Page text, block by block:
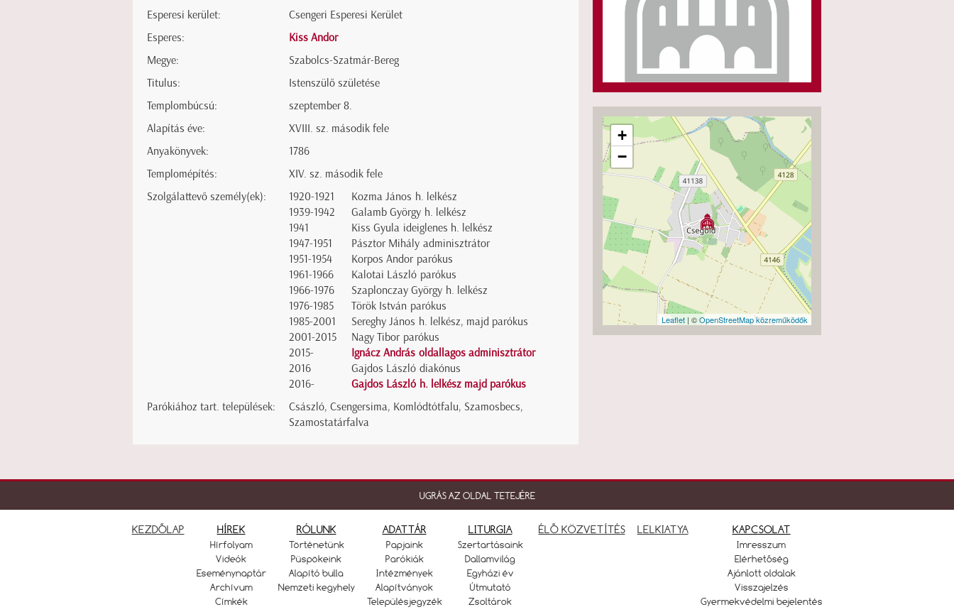
+
−
Leaflet | ©OpenStreetMap közreműködők
Esperesi kerület:
Csengeri Esperesi Kerület
Esperes:
Kiss Andor
Megye:
Szabolcs-Szatmár-Bereg
Titulus:
Istenszülő születése
Templombúcsú:
szeptember 8.
Alapítás éve:
XVIII. sz. második fele
Anyakönyvek:
1786
Templomépítés:
XIV. sz. második fele
Szolgálattevő személy(ek):
1920-1921
Kozma János h. lelkész
1939-1942
Galamb György h. lelkész
1941
Kiss Gyula ideiglenes h. lelkész
1947-1951
Pásztor Mihály adminisztrátor
1951-1954
Korpos Andor parókus
1961-1966
Kalotai László parókus
1966-1976
Szaplonczay György h. lelkész
1976-1985
Török István parókus
1985-2001
Sereghy János h. lelkész, majd parókus
2001-2015
Nagy Tibor parókus
2015-
Ignácz András oldallagos adminisztrátor
2016
Gajdos László diakónus
2016-
Gajdos László h. lelkész majd parókus
Parókiához tart. települések:
Császló, Csengersima, Komlódtótfalu, Szamosbecs,
Szamostatárfalva
UGRÁS AZ OLDAL TETEJÉRE
KEZDŐLAP HÍREK
Hírfolyam
Videók
Eseménynaptár
Archívum
Címkék
RÓLUNK
Történetünk
Püspökeink
Alapító bulla
Nemzeti kegyhely
ADATTÁR
Papjaink
Parókiák
Intézmények
Alapítványok
Településjegyzék
LITURGIA
Szertartásaink
Dallamvilág
Egyházi év
Útmutató
Zsoltárok
ÉLŐ KÖZVETÍTÉS LELKIATYA KAPCSOLAT
Imresszum
Elérhetőség
Ajánlott oldalak
Visszajelzés
Gyermekvédelmi bejelentés